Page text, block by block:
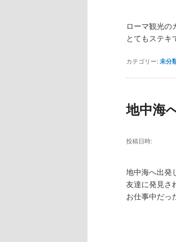
ローマ観光の
とてもステキ
カテゴリー:未分
地中海
投稿日時:
地中海へ出発
友達に発見さ
お仕事中だっ